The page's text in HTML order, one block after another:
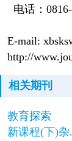
电话：
E-mail:
http://
相关期刊
教育探索
新课程(下)杂